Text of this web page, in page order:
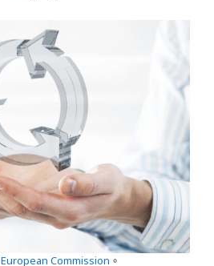
European Commission 。